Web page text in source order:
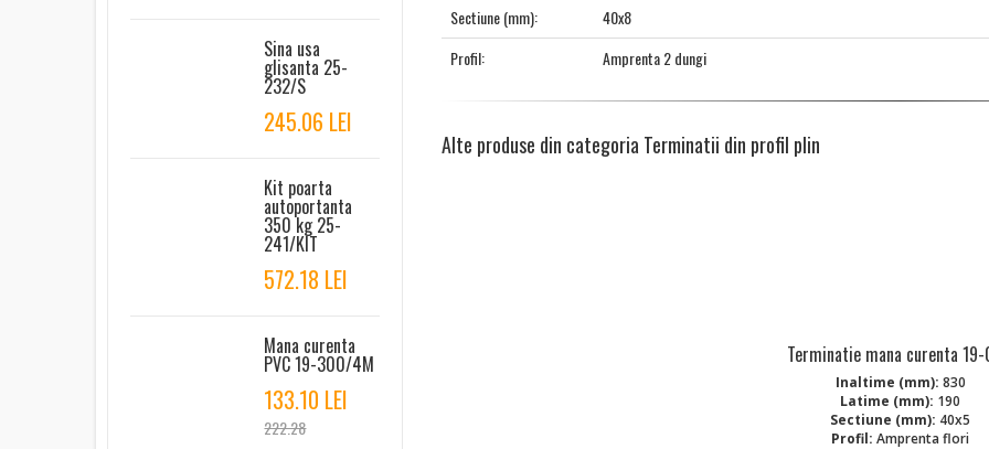
Sectiune (mm):
40x8
Profil:
Amprenta 2 dungi
Alte produse din categoria Terminatii din profil plin
Terminatie mana curenta
Inaltime (mm): 830
Latime (mm): 190
Sectiune (mm): 40x5
Profil: Amprenta flori
Sina usa
glisanta 25-
232/S
245.06 LEI
Kit poarta
autoportanta
350 kg 25-
241/KIT
572.18 LEI
Mana curenta
PVC 19-300/4M
133.10 LEI
222.28